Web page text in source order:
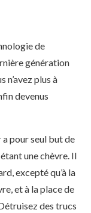
de
génération
n’avez plus à
devenus
pour seul but de
une chèvre. Il
excepté qu’à la
et à la place de
des trucs